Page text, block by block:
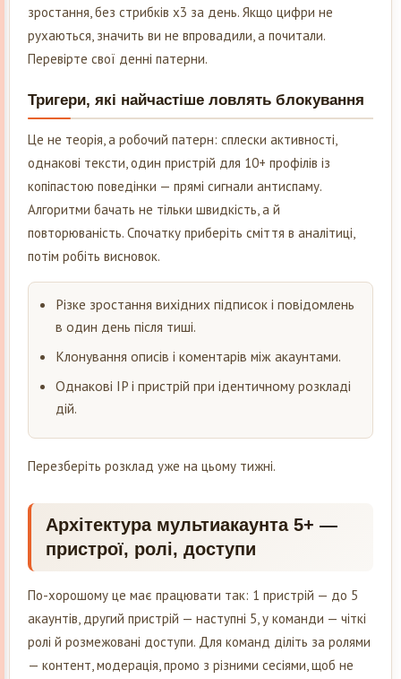
зростання, без стрибків x3 за день. Якщо цифри не
рухаються, значить ви не впровадили, а почитали.
Перевірте свої денні патерни.
Тригери, які найчастіше ловлять блокування
Це не теорія, а робочий патерн: сплески активності,
однакові тексти, один пристрій для 10+ профілів із
копіпастою поведінки — прямі сигнали антиспаму.
Алгоритми бачать не тільки швидкість, а й
повторюваність. Спочатку приберіть сміття в аналітиці,
потім робіть висновок.
Різке зростання вихідних підписок і повідомлень
в один день після тиші.
Клонування описів і коментарів між акаунтами.
Однакові IP і пристрій при ідентичному розкладі
дій.
Перезберіть розклад уже на цьому тижні.
Архітектура мультиакаунта 5+ —
пристрої, ролі, доступи
По-хорошому це має працювати так: 1 пристрій — до 5
акаунтів, другий пристрій — наступні 5, у команди — чіткі
ролі й розмежовані доступи. Для команд діліть за ролями
— контент, модерація, промо з різними сесіями, щоб не